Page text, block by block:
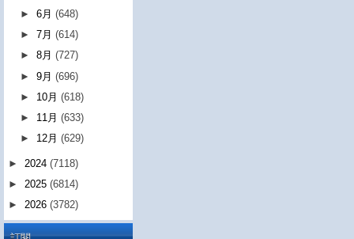
►6月(648)
►7月(614)
►8月(727)
►9月(696)
► 10月(618)
► 11月(633)
► 12月(629)
► 2024 (7118)
► 2025 (6814)
► 2026 (3782)